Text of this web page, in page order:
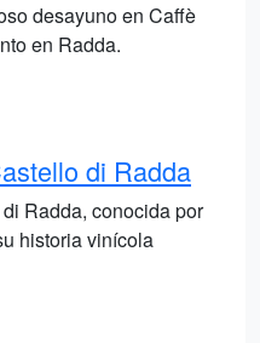
desayuno en Caffè
en Radda.
di Radda
Radda, conocida por
historia vinícola